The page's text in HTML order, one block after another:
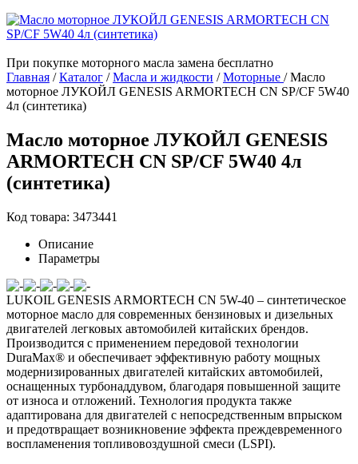
При покупке моторного масла замена бесплатно
Главная /Каталог /Масла и жидкости /Моторные /Масло
моторное ЛУКОЙЛ GENESIS ARMORTECH CN SP/CF 5W40
4л (синтетика)
Масло моторное ЛУКОЙЛ GENESIS
ARMORTECH CN SP/CF 5W40 4л
(синтетика)
Код товара: 3473441
Описание
Параметры
LUKOIL GENESIS ARMORTECH CN 5W-40 – синтетическое
моторное масло для современных бензиновых и дизельных
двигателей легковых автомобилей китайских брендов.
Производится с применением передовой технологии
DuraMax® и обеспечивает эффективную работу мощных
модернизированных двигателей китайских автомобилей,
оснащенных турбонаддувом, благодаря повышенной защите
от изноcа и отложений. Технология продукта также
адаптирована для двигателей с непосредственным впрыском
и предотвращает возникновение эффекта преждевременного
воспламенения топливовоздушной смеси (LSPI).